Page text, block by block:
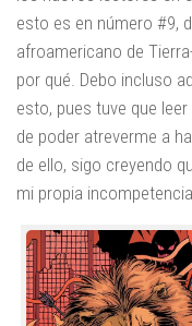
esto es en número #9,
afroamericano de
por qué. Debo incluso
esto, pues tuve que
de poder atreverme a
de ello, sigo creyendo
mi propia